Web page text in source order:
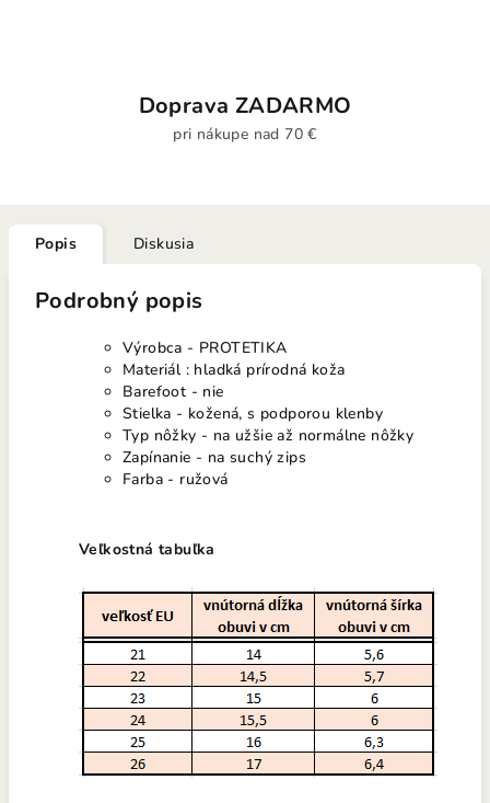
Doprava ZADARMO
pri nákupe nad 70 €
Popis Diskusia
Podrobný popis
Výrobca - PROTETIKA
Materiál : hladká prírodná koža
Barefoot - nie
Stielka - kožená, s podporou klenby
Typ nôžky - na užšie až normálne nôžky
Zapínanie - na suchý zips
Farba - ružová
Veľkostná tabuľka